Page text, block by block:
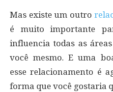
Mas existe um outro
é muito importante
influencia todas as
você mesmo. E uma
esse relacionamento é
forma que você gostaria